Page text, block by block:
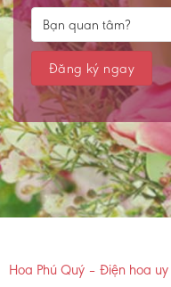
Hoa Phú Quý – Điện hoa